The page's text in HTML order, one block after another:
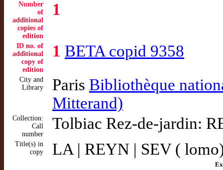
Number
of
additional
copies of
edition
1
ID no. of
additional
copy of
edition
1 BETA copid 9358
City and
Library
Paris Bibliothèque
Mitterand)
Collection:
Call
number
Tolbiac Rez-de-jardin:
Title(s) in
copy
LA | REYN | SEV (